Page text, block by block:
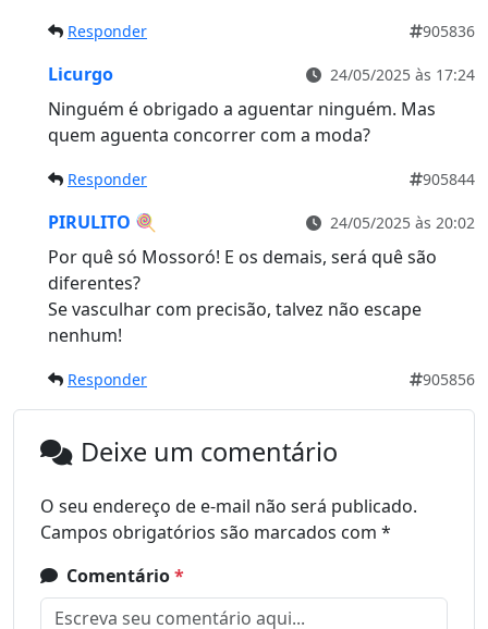
Responder 905836
Licurgo 24/05/2025 às 17:24
Ninguém é obrigado a aguentar ninguém. Mas
quem aguenta concorrer com a moda?
Responder 905844
PIRULITO 🍭 24/05/2025 às 20:02
Por quê só Mossoró! E os demais, será quê são
diferentes?
Se vasculhar com precisão, talvez não escape
nenhum!
Responder 905856
Deixe um comentário
O seu endereço de e-mail não será publicado.
Campos obrigatórios são marcados com *
Comentário*